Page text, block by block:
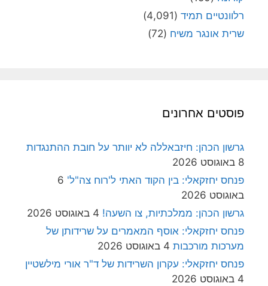
רלוונטיים תמיד (4,091)
שרית אונגר משיח (72)
פוסטים אחרונים
גרשון הכהן: חיזבאללה לא יוותר על חובת ההתנגדות
8 באוגוסט 2026
פנחס יחזקאלי: בין הקוד האתי ל'רוח צה"ל' 6
באוגוסט 2026
גרשון הכהן: ממלכתיות, צו השעה! 4 באוגוסט 2026
פנחס יחזקאלי: אוסף המאמרים על שרידותן של
מערכות מורכבות 4 באוגוסט 2026
פנחס יחזקאלי: עקרון השרידות של ד"ר אורי מילשטיין
4 באוגוסט 2026